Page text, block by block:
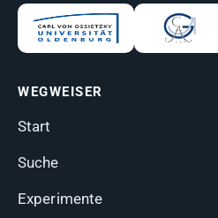
WEGWEISER
Start
Suche
Experimente